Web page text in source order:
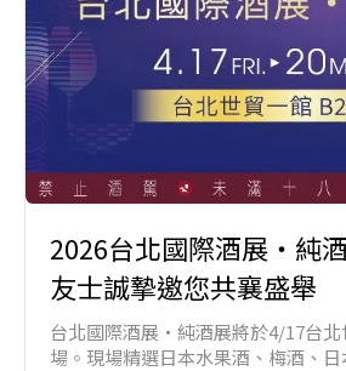
2026台北國際酒展・純
友士誠摯邀您共襄盛舉
台北國際酒展・純酒展將於4/17台
場。現場精選日本水果酒、梅酒、日